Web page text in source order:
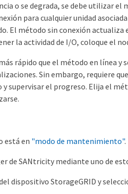
o se degrada, se debe utilizar
para cualquier unidad
El método sin conexión actualiza
la actividad de I/O, coloque el
rápido que el método en línea
Sin embargo, requiere
supervisar el progreso. Elija el
está en "modo de mantenimiento".
de SANtricity mediante uno de
dispositivo StorageGRID y